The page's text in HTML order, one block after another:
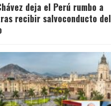
deja el Perú rumbo a
recibir salvoconducto del